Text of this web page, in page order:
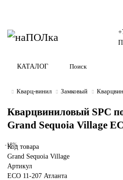
КАТАЛОГ
Кварц-винил Замковый
Кварцвиниловый SPC
Grand Sequoia Village
-18%
Код товара
Grand Sequoia Village
Артикул
ECO 11-207 Атланта